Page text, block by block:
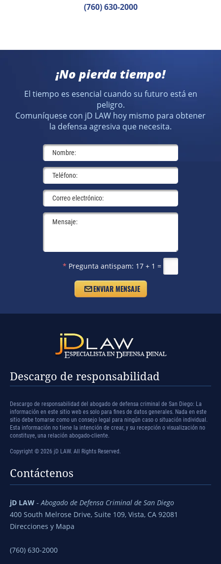
(760) 630-2000
¡No pierda tiempo!
El tiempo es esencial cuando su futuro está en
peligro.
Comuníquese con jD LAW hoy mismo para obtener
la defensa agresiva que necesita.
* Pregunta antispam: 17 + 1 =
Descargo de responsabilidad
Descargo de responsabilidad del abogado de defensa criminal de San Diego: La
información en este sitio web es solo para fines de datos generales. Nada en este
sitio debe tomarse como un consejo legal para ningún caso o situación individual.
Esta información no tiene la intención de crear, y su recepción o visualización no
constituye, una relación abogado-cliente.
Copyright © 2026 jD LAW. All Rights Reserved.
Contáctenos
jD LAW -Abogado de Defensa Criminal de San Diego
400 South Melrose Drive, Suite 109, Vista, CA 92081
Direcciones y Mapa
(760) 630-2000